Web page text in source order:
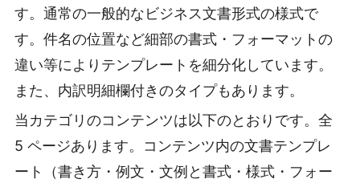
す。通常の一般的なビジネス文書形式の様式で
す。件名の位置など細部の書式・フォーマットの
違い等によりテンプレートを細分化しています。
また、内訳明細欄付きのタイプもあります。
当カテゴリのコンテンツは以下のとおりです。全
5 ページあります。コンテンツ内の文書テンプレ
ート（書き方・例文・文例と書式・様式・フォー